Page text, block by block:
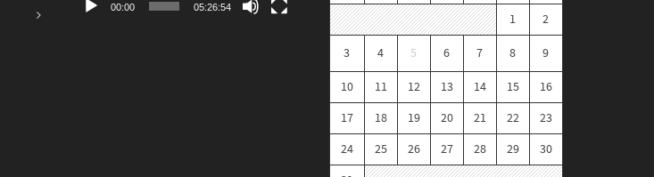
00:00 05:26:54
1
2
3 4 5 6 7 8 9
10 11 12 13 14 15
16
17
18 19 20 21 22
23
24
25 26 27 28 29
30